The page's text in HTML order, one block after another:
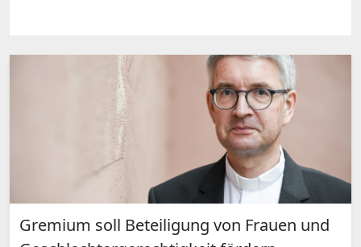
Gremium soll Beteiligung von Frauen und